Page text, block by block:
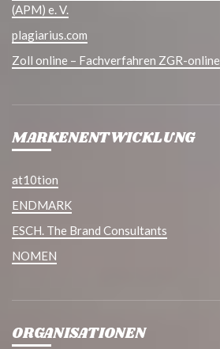
(APM) e. V.
plagiarius.com
Zoll online – Fachverfahren ZGR-online
MARKENENTWICKLUNG
at10tion
ENDMARK
ESCH. The Brand Consultants
NOMEN
ORGANISATIONEN